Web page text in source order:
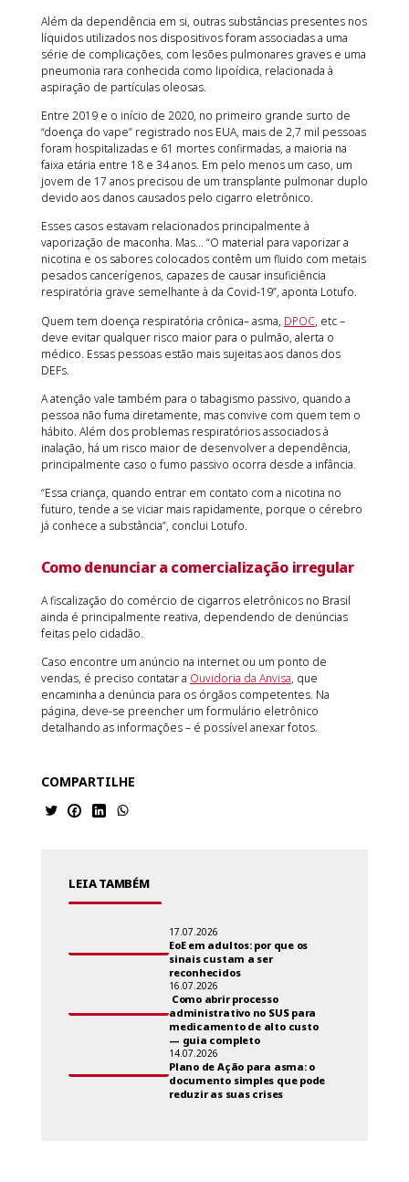
Além da dependência em si, outras substâncias presentes nos
líquidos utilizados nos dispositivos foram associadas a uma
série de complicações, com lesões pulmonares graves e uma
pneumonia rara conhecida como lipoídica, relacionada à
aspiração de partículas oleosas.
Entre 2019 e o início de 2020, no primeiro grande surto de
“doença do vape” registrado nos EUA, mais de 2,7 mil pessoas
foram hospitalizadas e 61 mortes confirmadas, a maioria na
faixa etária entre 18 e 34 anos. Em pelo menos um caso, um
jovem de 17 anos precisou de um transplante pulmonar duplo
devido aos danos causados pelo cigarro eletrônico.
Esses casos estavam relacionados principalmente à
vaporização de maconha. Mas… “O material para vaporizar a
nicotina e os sabores colocados contêm um fluido com metais
pesados cancerígenos, capazes de causar insuficiência
respiratória grave semelhante à da Covid-19”, aponta Lotufo.
Quem tem doença respiratória crônica– asma, DPOC, etc –
deve evitar qualquer risco maior para o pulmão, alerta o
médico. Essas pessoas estão mais sujeitas aos danos dos
DEFs.
A atenção vale também para o tabagismo passivo, quando a
pessoa não fuma diretamente, mas convive com quem tem o
hábito. Além dos problemas respiratórios associados à
inalação, há um risco maior de desenvolver a dependência,
principalmente caso o fumo passivo ocorra desde a infância.
“Essa criança, quando entrar em contato com a nicotina no
futuro, tende a se viciar mais rapidamente, porque o cérebro
já conhece a substância”, conclui Lotufo.
Como denunciar a comercialização irregular
A fiscalização do comércio de cigarros eletrônicos no Brasil
ainda é principalmente reativa, dependendo de denúncias
feitas pelo cidadão.
Caso encontre um anúncio na internet ou um ponto de
vendas, é preciso contatar a Ouvidoria da Anvisa, que
encaminha a denúncia para os órgãos competentes. Na
página, deve-se preencher um formulário eletrônico
detalhando as informações – é possível anexar fotos.
COMPARTILHE
LEIA TAMBÉM
17.07.2026
EoE em adultos: por que os
sinais custam a ser
reconhecidos
16.07.2026
Como abrir processo
administrativo no SUS para
medicamento de alto custo
— guia completo
14.07.2026
Plano de Ação para asma: o
documento simples que pode
reduzir as suas crises